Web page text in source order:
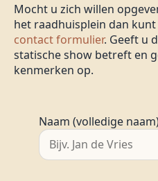
Mocht u zich willen
het raadhuisplein dan
contact formulier. Geeft u
statische show betreft en
kenmerken op.
Naam (volledige